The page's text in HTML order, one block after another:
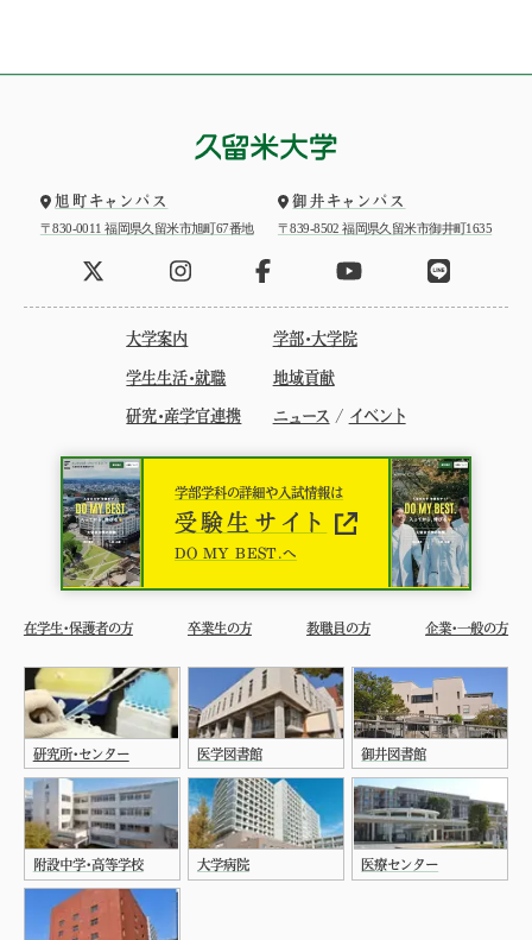
旭町キャンパス
〒830-0011 福岡県久留米市旭町67番地
御井キャンパス
〒839-8502 福岡県久留米市御井町1635
大学案内 学部・大学院
学生生活・就職 地域貢献
研究・産学官連携 ニュース / イベント
学部学科の詳細や入試情報は
受験生サイト
DO MY BEST.へ
在学生・保護者の方 卒業生の方 教職員の方 企業・一般の方
研究所・センター 医学図書館 御井図書館
附設中学・高等学校 大学病院 医療センター